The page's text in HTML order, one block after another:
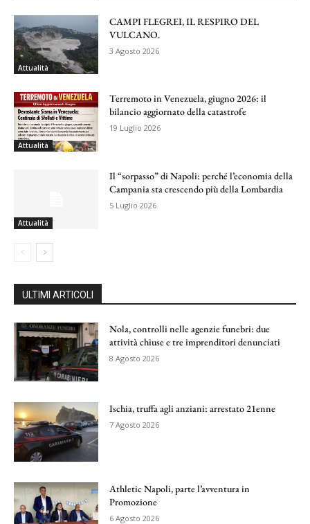
Attualità
CAMPI FLEGREI, IL RESPIRO DEL
VULCANO.
3 Agosto 2026
Attualità
Terremoto in Venezuela, giugno 2026: il
bilancio aggiornato della catastrofe
19 Luglio 2026
Attualità
Il “sorpasso” di Napoli: perché l’economia della
Campania sta crescendo più della Lombardia
5 Luglio 2026
ULTIMI ARTICOLI
Nola, controlli nelle agenzie funebri: due
attività chiuse e tre imprenditori denunciati
8 Agosto 2026
Ischia, truffa agli anziani: arrestato 21enne
7 Agosto 2026
Athletic Napoli, parte l’avventura in
Promozione
6 Agosto 2026